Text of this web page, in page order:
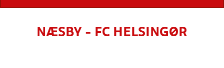
NÆSBY - FC HELSINGØR